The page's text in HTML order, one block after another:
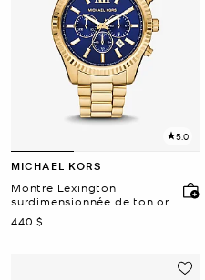
5.0
MICHAEL KORS
Montre Lexington
surdimensionnée de ton or
maintenant
440 $